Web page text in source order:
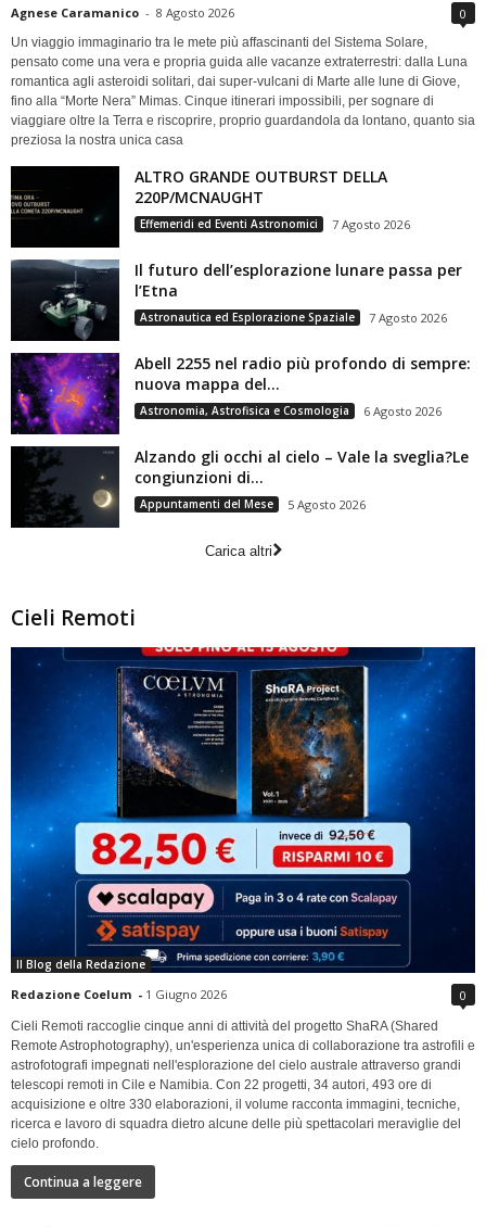
Agnese Caramanico - 8 Agosto 2026 0
Un viaggio immaginario tra le mete più affascinanti del Sistema Solare,
pensato come una vera e propria guida alle vacanze extraterrestri: dalla Luna
romantica agli asteroidi solitari, dai super-vulcani di Marte alle lune di Giove,
fino alla “Morte Nera” Mimas. Cinque itinerari impossibili, per sognare di
viaggiare oltre la Terra e riscoprire, proprio guardandola da lontano, quanto sia
preziosa la nostra unica casa
ALTRO GRANDE OUTBURST DELLA
220P/MCNAUGHT
Effemeridi ed Eventi Astronomici 7 Agosto 2026
Il futuro dell’esplorazione lunare passa per
l’Etna
Astronautica ed Esplorazione Spaziale 7 Agosto 2026
Abell 2255 nel radio più profondo di sempre:
nuova mappa del...
Astronomia, Astrofisica e Cosmologia 6 Agosto 2026
Alzando gli occhi al cielo – Vale la sveglia?Le
congiunzioni di...
Appuntamenti del Mese 5 Agosto 2026
Carica altri
Cieli Remoti
Il Blog della Redazione
Redazione Coelum - 1 Giugno 2026 0
Cieli Remoti raccoglie cinque anni di attività del progetto ShaRA (Shared
Remote Astrophotography), un'esperienza unica di collaborazione tra astrofili e
astrofotografi impegnati nell'esplorazione del cielo australe attraverso grandi
telescopi remoti in Cile e Namibia. Con 22 progetti, 34 autori, 493 ore di
acquisizione e oltre 330 elaborazioni, il volume racconta immagini, tecniche,
ricerca e lavoro di squadra dietro alcune delle più spettacolari meraviglie del
cielo profondo.
Continua a leggere